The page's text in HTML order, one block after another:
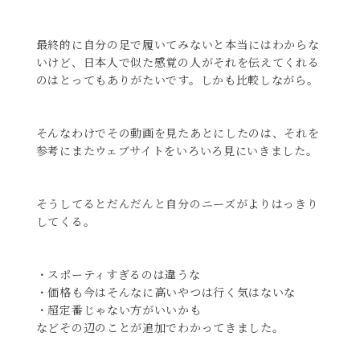
最終的に自分の足で履いてみないと本当にはわからな
いけど、日本人で似た感覚の人がそれを伝えてくれる
のはとってもありがたいです。しかも比較しながら。
そんなわけでその動画を見たあとにしたのは、それを
参考にまたウェブサイトをいろいろ見にいきました。
そうしてるとだんだんと自分のニーズがよりはっきり
してくる。
・スポーティすぎるのは違うな
・価格も今はそんなに高いやつは行く気はないな
・超定番じゃない方がいいかも
などその辺のことが追加でわかってきました。